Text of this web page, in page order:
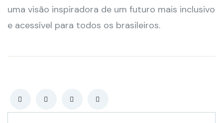
uma visão inspiradora de um futuro mais inclusivo
e acessível para todos os brasileiros.